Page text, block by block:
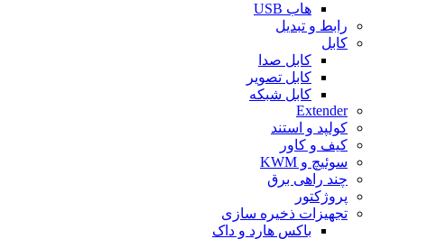
هاب USB
رابط و تبدیل
کابل
کابل صدا
کابل تصویر
کابل شبکه
Extender
کولپد و استند
کیف و کاور
سوئیچ و KWM
چند راهی برق
پروژکتور
تجهیزات ذخیره سازی
باکس هارد و داک